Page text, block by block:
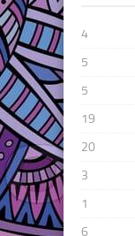
4
5
5
19
20
3
1
6